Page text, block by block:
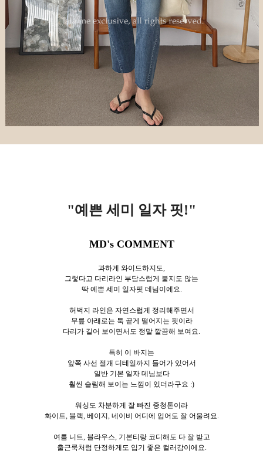
"예쁜 세미 일자 핏!"
MD's COMMENT
과하게 와이드하지도,
그렇다고 다리라인 부담스럽게 붙지도 않는
딱 예쁜 세미 일자핏 데님이에요.
허벅지 라인은 자연스럽게 정리해주면서
무릎 아래로는 툭 곧게 떨어지는 핏이라
다리가 길어 보이면서도 정말 깔끔해 보여요.
특히 이 바지는
앞쪽 사선 절개 디테일까지 들어가 있어서
일반 기본 일자 데님보다
훨씬 슬림해 보이는 느낌이 있더라구요 :)
워싱도 차분하게 잘 빠진 중청톤이라
화이트, 블랙, 베이지, 네이비 어디에 입어도 잘 어울려요.
여름 니트, 블라우스, 기본티랑 코디해도 다 잘 받고
출근룩처럼 단정하게도 입기 좋은 컬러감이에요.